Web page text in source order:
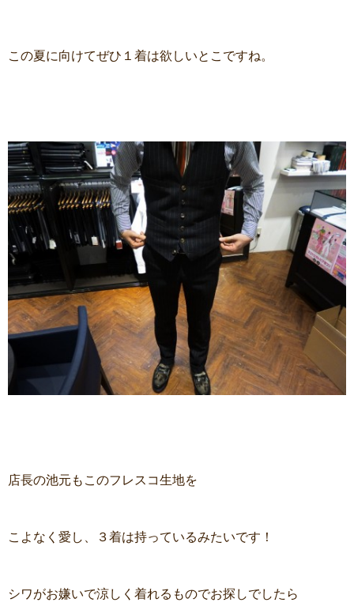
この夏に向けてぜひ１着は欲しいとこですね。
店長の池元もこのフレスコ生地を
こよなく愛し、３着は持っているみたいです！
シワがお嫌いで涼しく着れるものでお探しでしたら